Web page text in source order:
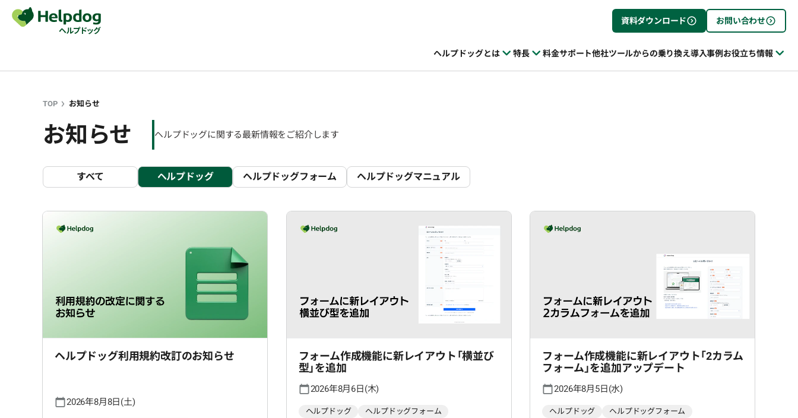
ヘルプドッグとは 特長 料金サポート他社ツールからの乗り換え導入事例 お役立ち情報
資料ダウンロード お問い合わせ
TOP お知らせ
お知らせ ヘルプドッグに関する最新情報をご紹介します
すべて ヘルプドッグ ヘルプドッグフォーム ヘルプドッグマニュアル
ヘルプドッグ利用規約改訂のお知らせ
2026年8月8日(土)
フォーム作成機能に新レイアウト「横並び
型」を追加
2026年8月6日(木)
ヘルプドッグ
ヘルプドッグフォーム
フォーム作成機能に新レイアウト「2カラム
フォーム」を追加アップデート
2026年8月5日(水)
ヘルプドッグ
ヘルプドッグフォーム